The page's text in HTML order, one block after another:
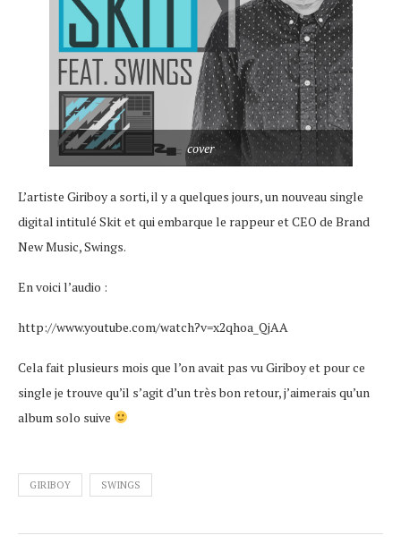
cover
L’artiste Giriboy a sorti, il y a quelques jours, un nouveau single
digital intitulé Skit et qui embarque le rappeur et CEO de Brand
New Music, Swings.
En voici l’audio :
http://www.youtube.com/watch?v=x2qhoa_QjAA
Cela fait plusieurs mois que l’on avait pas vu Giriboy et pour ce
single je trouve qu’il s’agit d’un très bon retour, j’aimerais qu’un
album solo suive
GIRIBOY SWINGS